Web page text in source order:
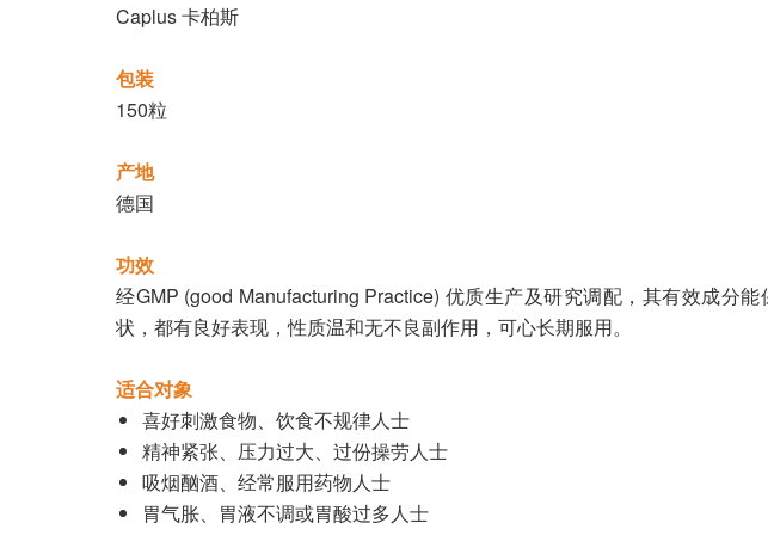
Caplus 卡柏斯
包装
150粒
产地
德国
功效
经GMP (good Manufacturing Practice) 优质生产及研究调配，其有效成分
状，都有良好表现，性质温和无不良副作用，可心长期服用。
适合对象
喜好刺激食物、饮食不规律人士
精神紧张、压力过大、过份操劳人士
吸烟酗酒、经常服用药物人士
胃气胀、胃液不调或胃酸过多人士